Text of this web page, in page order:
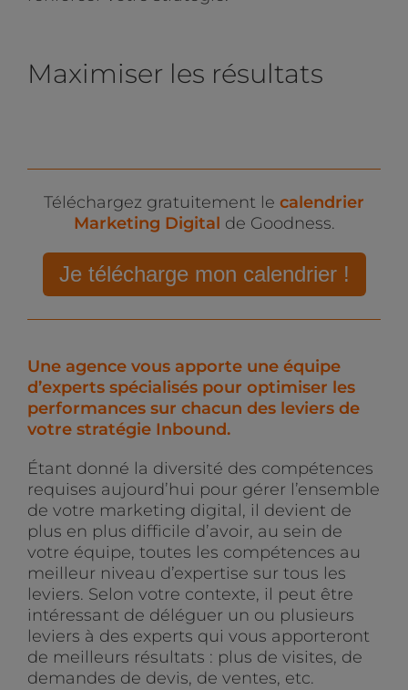
Maximiser les résultats
Téléchargez gratuitement le calendrier
Marketing Digital de Goodness.
Je télécharge mon calendrier !
Une agence vous apporte une équipe
d’experts spécialisés pour optimiser les
performances sur chacun des leviers de
votre stratégie Inbound.
Étant donné la diversité des compétences
requises aujourd’hui pour gérer l’ensemble
de votre marketing digital, il devient de
plus en plus difficile d’avoir, au sein de
votre équipe, toutes les compétences au
meilleur niveau d’expertise sur tous les
leviers. Selon votre contexte, il peut être
intéressant de déléguer un ou plusieurs
leviers à des experts qui vous apporteront
de meilleurs résultats : plus de visites, de
demandes de devis, de ventes, etc.